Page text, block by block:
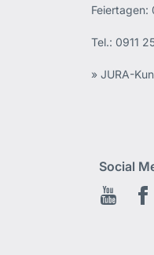
Feiertagen:
Tel.: 0911
» JURA-
Social
Youtube